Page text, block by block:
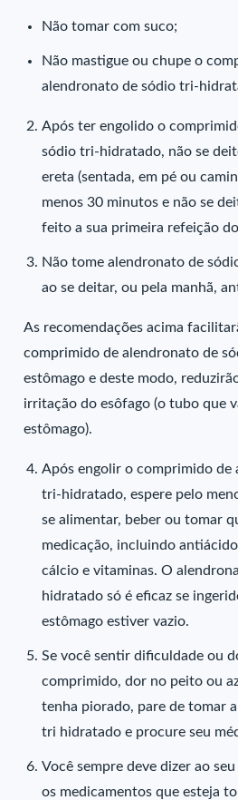
Não tomar com suco;
Não mastigue ou chupe o
alendronato de sódio tri-
Após ter engolido o
sódio tri-hidratado, não se
ereta (sentada, em pé ou
menos 30 minutos e não se
feito a sua primeira refeição
Não tome alendronato de
ao se deitar, ou pela manhã,
As recomendações acima
comprimido de alendronato de
estômago e deste modo,
irritação do esôfago (o tubo que
estômago).
Após engolir o comprimido de
tri-hidratado, espere pelo
se alimentar, beber ou tomar
medicação, incluindo
cálcio e vitaminas. O
hidratado só é eficaz se
estômago estiver vazio.
Se você sentir dificuldade ou
comprimido, dor no peito ou
tenha piorado, pare de tomar
tri hidratado e procure seu
Você sempre deve dizer ao
os medicamentos que esteja